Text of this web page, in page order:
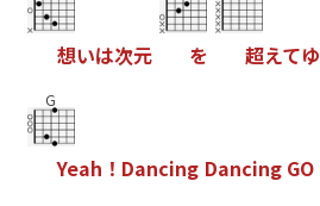
想いは次元 を 超えてゆ
G
Yeah ！ Dancing Dancing GO